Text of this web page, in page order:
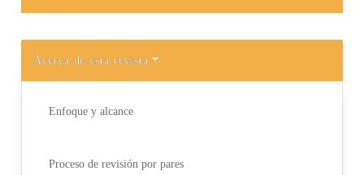
Acerca de esta revista
Enfoque y alcance
Proceso de revisión por pares